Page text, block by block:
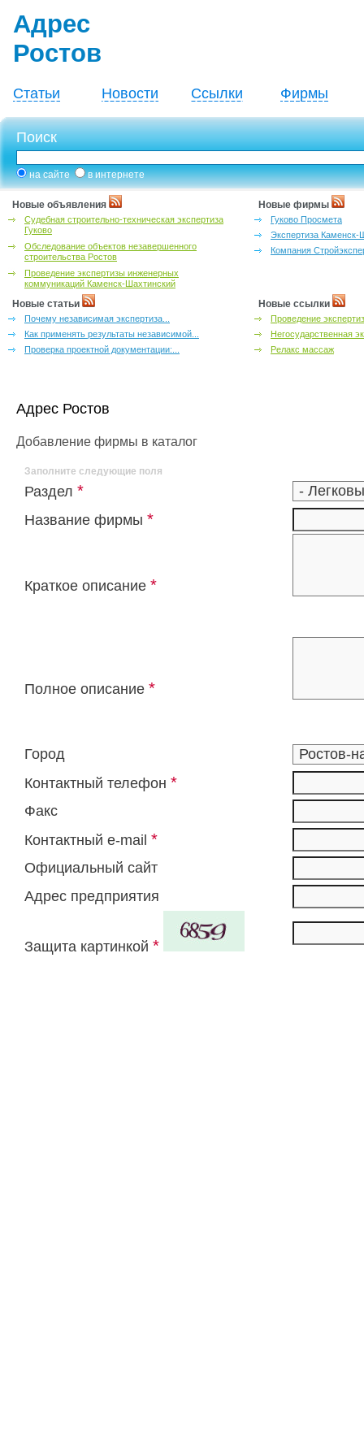
Адрес
Ростов
Статьи Новости Ссылки Фирмы
Поиск
на сайте в интернете
Новые объявления
Судебная строительно-техническая экспертиза
Гуково
Обследование объектов незавершенного
строительства Ростов
Проведение экспертизы инженерных
коммуникаций Каменск-Шахтинский
Новые фирмы
Гуково Просмета
Экспертиза Каменск-
Компания
Новые статьи
Почему независимая экспертиза...
Как применять результаты независимой...
Проверка проектной документации:...
Новые ссылки
Проведение
Негосударственная
Релакс массаж
Адрес Ростов
Добавление фирмы в каталог
Заполните следующие поля
Раздел *
Название фирмы *
Краткое описание *
Полное описание *
Город
Контактный телефон *
Факс
Контактный e-mail *
Официальный сайт
Адрес предприятия
Защита картинкой *